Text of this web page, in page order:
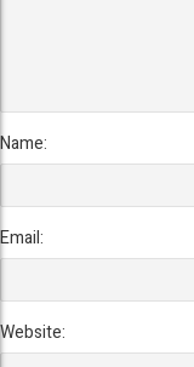
Name:
Email:
Website: